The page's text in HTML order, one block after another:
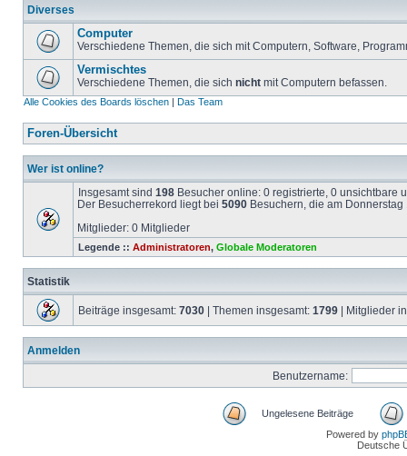
Diverses
Computer
Verschiedene Themen, die sich mit Computern, Software,
Vermischtes
Verschiedene Themen, die sich nicht mit Computern befassen.
Alle Cookies des Boards löschen | Das Team
Foren-Übersicht
Wer ist online?
Insgesamt sind 198 Besucher online: 0 registrierte, 0 unsichtbare
Der Besucherrekord liegt bei 5090 Besuchern, die am
Mitglieder: 0 Mitglieder
Legende :: Administratoren, Globale Moderatoren
Statistik
Beiträge insgesamt: 7030 | Themen insgesamt: 1799 | Mitglieder
Anmelden
Benutzername:
Ungelesene Beiträge
Powered by
Deutsche